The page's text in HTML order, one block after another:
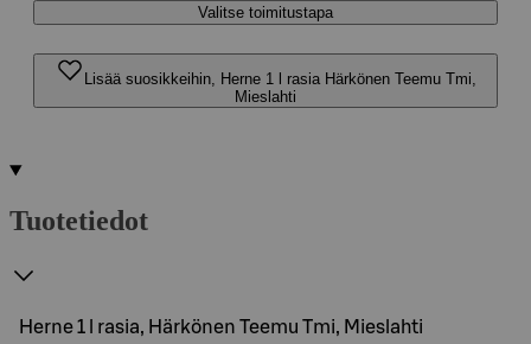
Valitse toimitustapa
Lisää suosikkeihin, Herne 1 l rasia Härkönen Teemu Tmi,
Mieslahti
Tuotetiedot
Herne 1 l rasia, Härkönen Teemu Tmi, Mieslahti